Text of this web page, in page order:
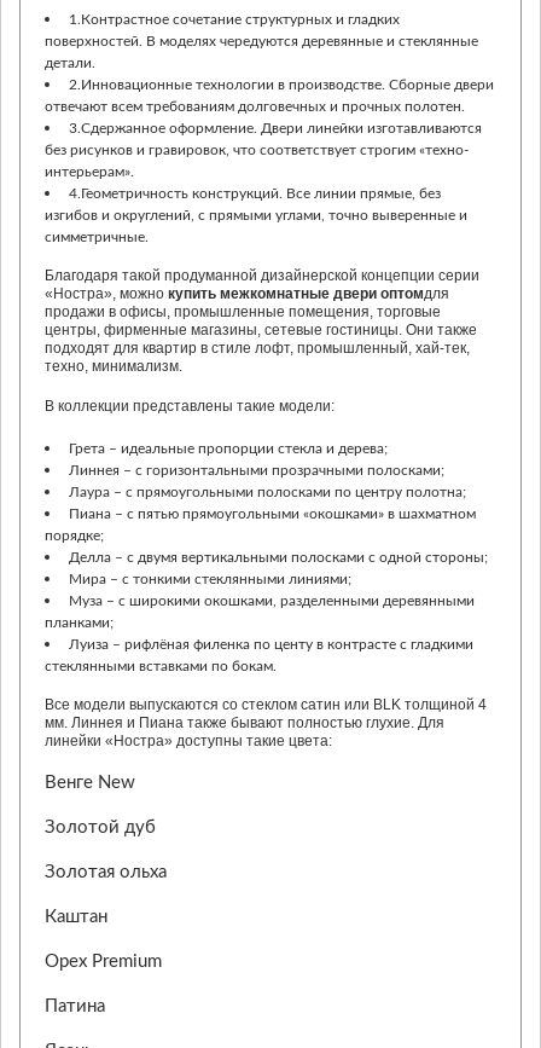
1.Контрастное сочетание структурных и гладких
поверхностей. В моделях чередуются деревянные и стеклянные
детали.
2.Инновационные технологии в производстве. Сборные двери
отвечают всем требованиям долговечных и прочных полотен.
3.Сдержанное оформление. Двери линейки изготавливаются
без рисунков и гравировок, что соответствует строгим «техно-
интерьерам».
4.Геометричность конструкций. Все линии прямые, без
изгибов и округлений, с прямыми углами, точно выверенные и
симметричные.
Благодаря такой продуманной дизайнерской концепции серии
«Ностра», можно купить межкомнатные двери оптомдля
продажи в офисы, промышленные помещения, торговые
центры, фирменные магазины, сетевые гостиницы. Они также
подходят для квартир в стиле лофт, промышленный, хай-тек,
техно, минимализм.
В коллекции представлены такие модели:
Грета – идеальные пропорции стекла и дерева;
Линнея – с горизонтальными прозрачными полосками;
Лаура – с прямоугольными полосками по центру полотна;
Пиана – с пятью прямоугольными «окошками» в шахматном
порядке;
Делла – с двумя вертикальными полосками с одной стороны;
Мира – с тонкими стеклянными линиями;
Муза – с широкими окошками, разделенными деревянными
планками;
Луиза – рифлёная филенка по центу в контрасте с гладкими
стеклянными вставками по бокам.
Все модели выпускаются со стеклом сатин или BLK толщиной 4
мм. Линнея и Пиана также бывают полностью глухие. Для
линейки «Ностра» доступны такие цвета:
Венге New
Золотой дуб
Золотая ольха
Каштан
Орех Premium
Патина